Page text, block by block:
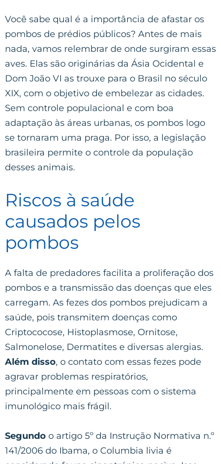
Você sabe qual é a importância de afastar os
pombos de prédios públicos? Antes de mais
nada, vamos relembrar de onde surgiram essas
aves. Elas são originárias da Ásia Ocidental e
Dom João VI as trouxe para o Brasil no século
XIX, com o objetivo de embelezar as cidades.
Sem controle populacional e com boa
adaptação às áreas urbanas, os pombos logo
se tornaram uma praga. Por isso, a legislação
brasileira permite o controle da população
desses animais.
Riscos à saúde
causados pelos
pombos
A falta de predadores facilita a proliferação dos
pombos e a transmissão das doenças que eles
carregam. As fezes dos pombos prejudicam a
saúde, pois transmitem doenças como
Criptococose, Histoplasmose, Ornitose,
Salmonelose, Dermatites e diversas alergias.
Além disso, o contato com essas fezes pode
agravar problemas respiratórios,
principalmente em pessoas com o sistema
imunológico mais frágil.
Segundo o artigo 5º da Instrução Normativa n.º
141/2006 do Ibama, o Columbia livia é